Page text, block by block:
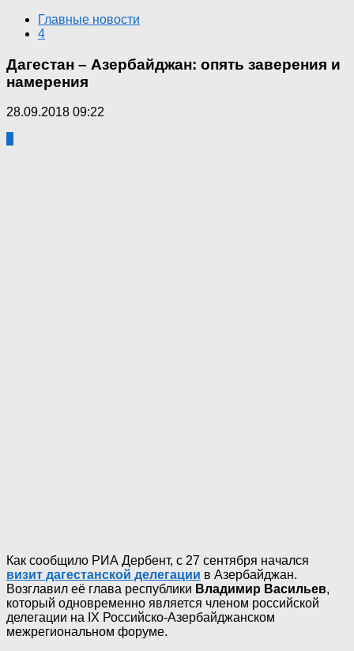
Главные новости
4
Дагестан – Азербайджан: опять заверения и
намерения
28.09.2018 09:22
Как сообщило РИА Дербент, с 27 сентября начался
визит дагестанской делегации в Азербайджан.
Возглавил её глава республики Владимир Васильев,
который одновременно является членом российской
делегации на IX Российско-Азербайджанском
межрегиональном форуме.